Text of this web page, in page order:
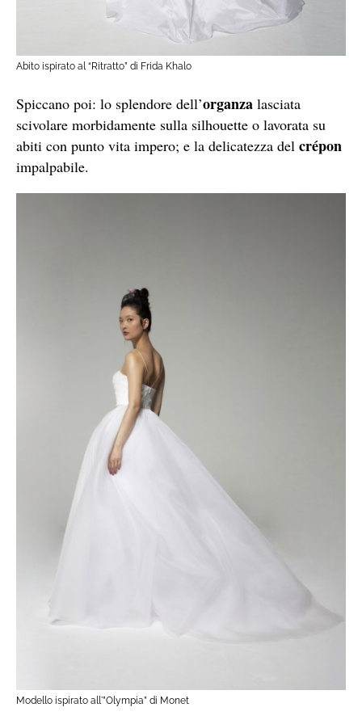
Abito ispirato al “Ritratto” di Frida Khalo
Spiccano poi: lo splendore dell’organza lasciata
scivolare morbidamente sulla silhouette o lavorata su
abiti con punto vita impero; e la delicatezza del crépon
impalpabile.
Modello ispirato all'”Olympia” di Monet